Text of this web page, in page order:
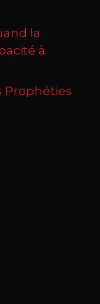
la
à
Prophéties